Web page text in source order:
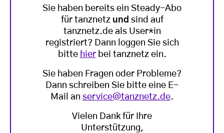
Sie haben bereits ein Steady-Abo
für tanznetz und sind auf
tanznetz.de als User*in
registriert? Dann loggen Sie sich
bitte hierbei tanznetz ein.
Sie haben Fragen oder Probleme?
Dann schreiben Sie bitte eine E-
Mail an service@tanznetz.de.
Vielen Dank für Ihre
Unterstützung,